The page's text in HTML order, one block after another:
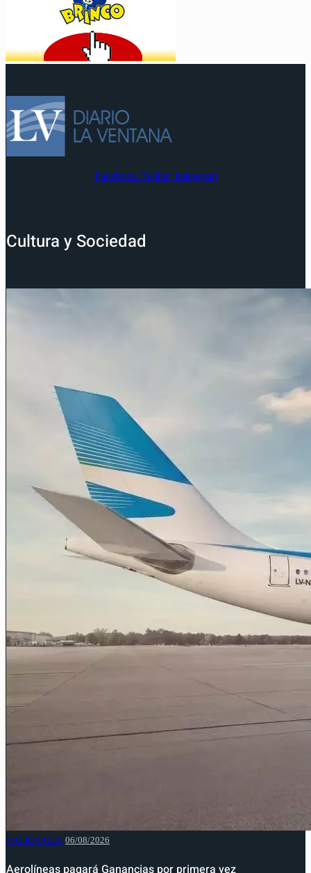
Facebook Twitter Instagram
Cultura y Sociedad
NACIONALES 06/08/2026
Aerolíneas pagará Ganancias por primera vez